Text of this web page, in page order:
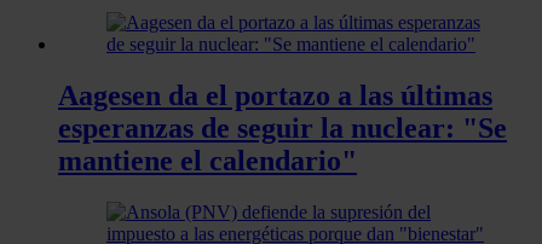
Aagesen da el portazo a las últimas
esperanzas de seguir la nuclear: "Se
mantiene el calendario"